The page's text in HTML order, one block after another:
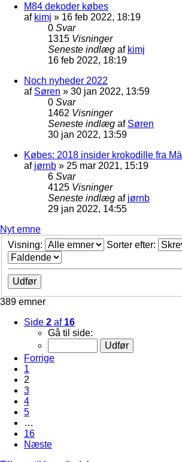
M84 dekoder købes
af kimj » 16 feb 2022, 18:19
0 Svar
1315 Visninger
Seneste indlæg af kimj
16 feb 2022, 18:19
Noch nyheder 2022
af Søren » 30 jan 2022, 13:59
0 Svar
1462 Visninger
Seneste indlæg af Søren
30 jan 2022, 13:59
Købes: 2018 insider krokodille fra
af jørnb » 25 mar 2021, 15:19
6 Svar
4125 Visninger
Seneste indlæg af jørnb
29 jan 2022, 14:55
Nyt emne
Visning:
Sorter efter:
389 emner
Side 2 af 16
Gå til side:
Forrige
1
2
3
4
5
…
16
Næste